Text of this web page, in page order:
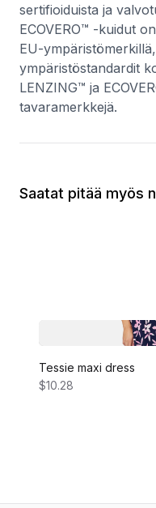
sertifioiduista ja
ECOVERO™ -kuidut
EU-
ympäristöstandardit
LENZING™ ja
tavaramerkkejä.
Saatat pitää myös
Tessie maxi dress
$10.28